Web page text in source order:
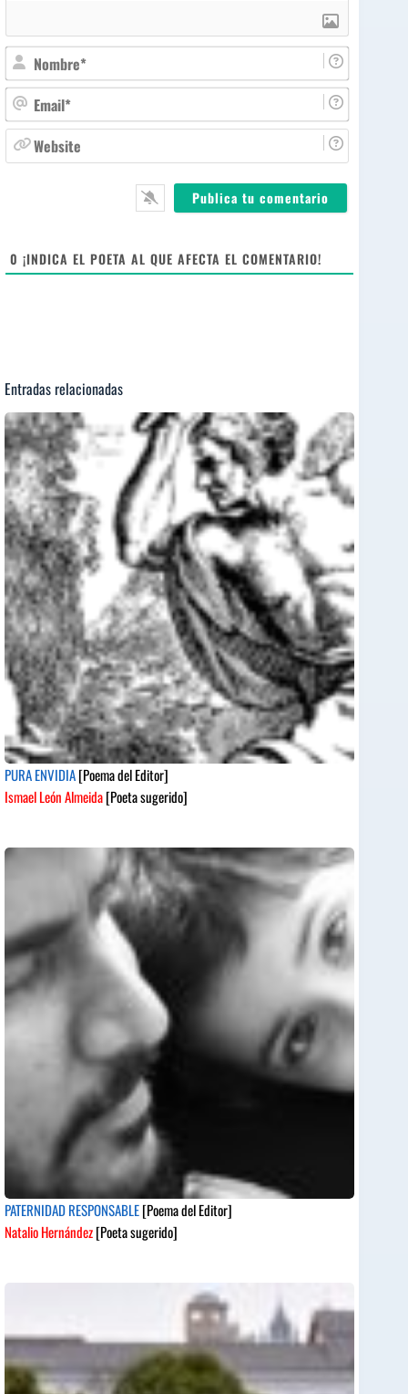
o
m
b
r
m
e
0 ¡INDICA EL POETA AL QUE AFECTA EL COMENTARIO!
Entradas relacionadas
PURA ENVIDIA[Poema del Editor]
Ismael León Almeida[Poeta sugerido]
PATERNIDAD RESPONSABLE[Poema del Editor]
Natalio Hernández[Poeta sugerido]